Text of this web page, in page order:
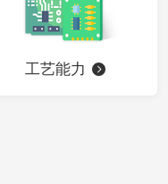
工艺能力